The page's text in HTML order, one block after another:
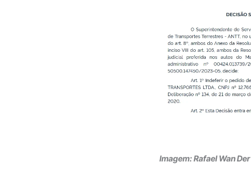
Imagem: Rafael Wan